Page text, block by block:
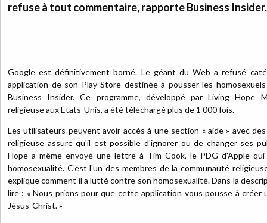
refuse à tout commentaire, rapporte Business Insider.
Google est définitivement borné. Le géant du Web a refusé
application de son Play Store destinée à pousser les
Business Insider. Ce programme, développé par Living Hope
religieuse aux États-Unis, a été téléchargé plus de 1 000 fois.
Les utilisateurs peuvent avoir accès à une section « aide » avec
religieuse assure qu'il est possible d'ignorer ou de changer ses
Hope a même envoyé une lettre à Tim Cook, le PDG d'Apple
homosexualité. C'est l'un des membres de la communauté
explique comment il a lutté contre son homosexualité. Dans la
lire : « Nous prions pour que cette application vous pousse à créer
Jésus-Christ. »